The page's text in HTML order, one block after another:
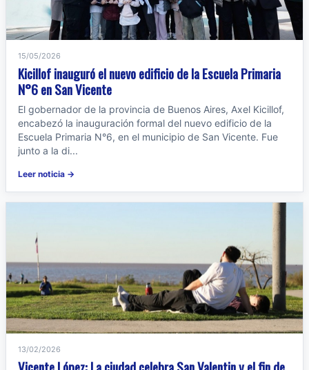
15/05/2026
Kicillof inauguró el nuevo edificio de la Escuela Primaria
N°6 en San Vicente
El gobernador de la provincia de Buenos Aires, Axel Kicillof,
encabezó la inauguración formal del nuevo edificio de la
Escuela Primaria N°6, en el municipio de San Vicente. Fue
junto a la di...
Leer noticia →
13/02/2026